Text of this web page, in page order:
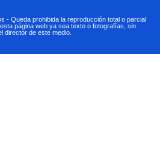
- Queda prohibida la reproducción total o parcial
página web ya sea texto o fotografías, sin
director de este medio.